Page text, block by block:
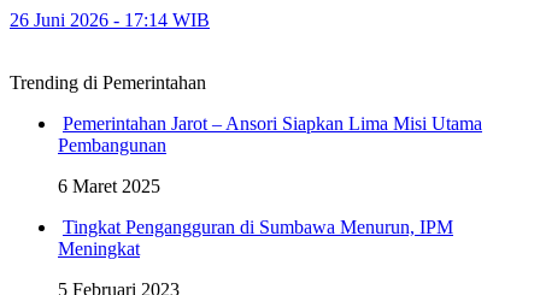
26 Juni 2026 - 17:14 WIB
Trending di Pemerintahan
Pemerintahan Jarot – Ansori Siapkan Lima Misi Utama
Pembangunan
6 Maret 2025
Tingkat Pengangguran di Sumbawa Menurun, IPM
Meningkat
5 Februari 2023